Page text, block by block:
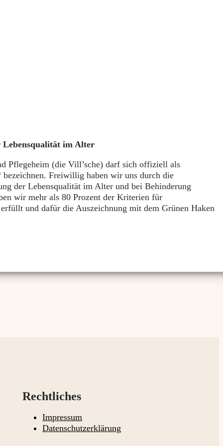
im Alter
Pflegeheim (die Vill’sche) darf sich offiziell als
bezeichnen. Freiwillig haben wir uns durch die
der Lebensqualität im Alter und bei Behinderung
wir mehr als 80 Prozent der Kriterien für
und dafür die Auszeichnung mit dem Grünen Haken
Rechtliches
Impressum
Datenschutzerklärung